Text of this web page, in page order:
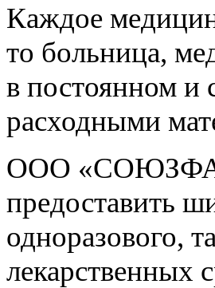
Каждое
то больница,
в постоянном и
расходными
ООО
предоставить
одноразового,
лекарственных